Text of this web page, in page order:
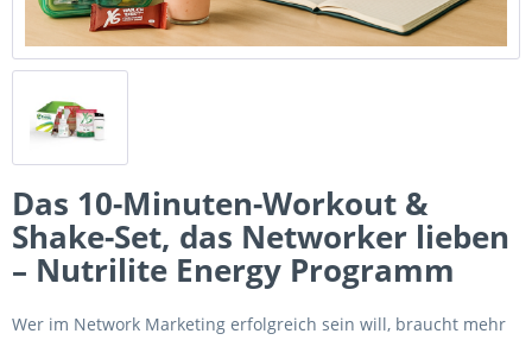
Das 10-Minuten-Workout &
Shake-Set, das Networker lieben
– Nutrilite Energy Programm
Wer im Network Marketing erfolgreich sein will, braucht mehr